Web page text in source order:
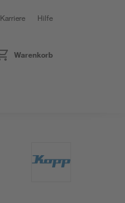
Karriere Hilfe
Warenkorb